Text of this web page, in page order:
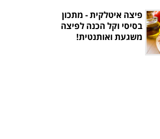
פיצה איטלקית - מתכון
בסיסי וקל הכנה לפיצה
משגעת ואותנטית!